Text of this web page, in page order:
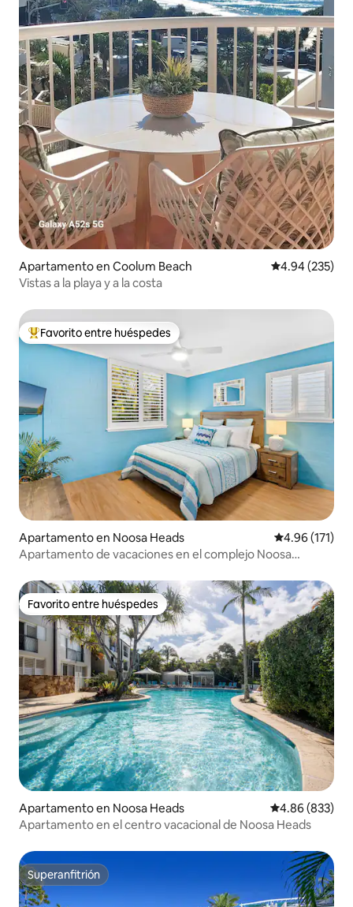
Apartamento en Coolum Beach Calificación
4.94 (235)
Vistas a la playa y a la costa
Favorito entre huéspedes preferido
Favorito entre huéspedes
Apartamento en Noosa Heads Calificación
4.96 (171)
Apartamento de vacaciones en el complejo Noosa
Favorito entre huéspedes
Favorito entre huéspedes
Apartamento en Noosa Heads Calificación
4.86 (833)
Apartamento en el centro vacacional de Noosa Heads
Superanfitrión
Superanfitrión